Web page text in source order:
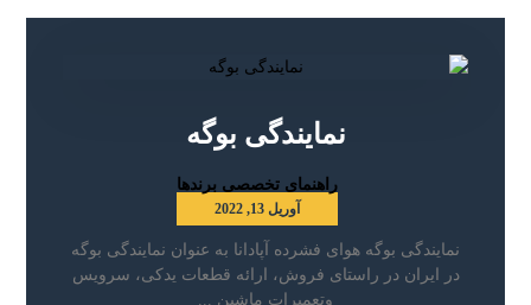
نمایندگی بوگه
راهنمای تخصصی برندها
آوریل 13, 2022
نمایندگی بوگه هوای فشرده آپادانا به عنوان نمایندگی بوگه
در ایران در راستای فروش، ارائه قطعات یدکی، سرویس
وتعمیرات ماشین ...